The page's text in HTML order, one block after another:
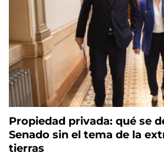
Propiedad privada: qué se
Senado sin el tema de la
tierras